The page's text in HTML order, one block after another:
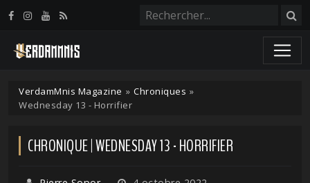
VerdamMnis Magazine » Chroniques »
Wednesday 13 - Horrifier
CHRONIQUE | WEDNESDAY 13 - HORRIFIER
Panneau de gestion des cookies